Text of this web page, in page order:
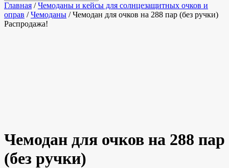
Главная /Чемоданы и кейсы для солнцезащитных очков и
оправ /Чемоданы / Чемодан для очков на 288 пар (без ручки)
Распродажа!
Чемодан для очков на 288 пар
(без ручки)